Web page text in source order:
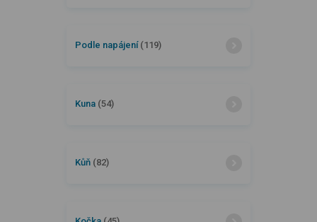
Podle napájení (119)
Kuna (54)
Kůň (82)